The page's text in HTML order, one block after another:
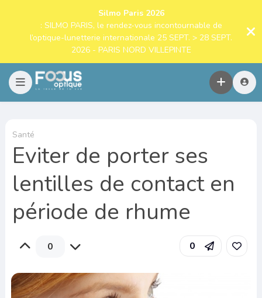
Silmo Paris 2026
: SILMO PARIS, le rendez-vous incontournable de
l’optique-lunetterie internationale 25 SEPT. > 28 SEPT.
2026 - PARIS NORD VILLEPINTE
Santé
Eviter de porter ses
lentilles de contact en
période de rhume
0 0